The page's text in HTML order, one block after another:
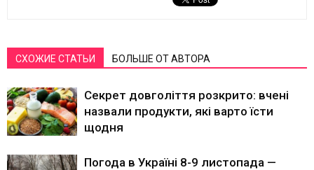
СХОЖИЕ СТАТЬИ БОЛЬШЕ ОТ АВТОРА
Секрет довголіття розкрито: вчені
назвали продукти, які варто їсти
щодня
Погода в Україні 8-9 листопада —